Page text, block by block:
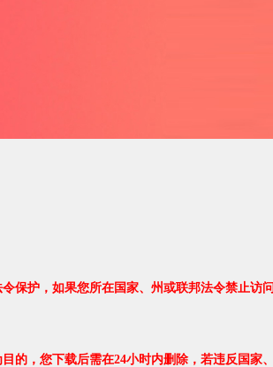
保护，如果您所在国家、州或联邦法令禁止访
的，您下载后需在24小时内删除，若违反国家